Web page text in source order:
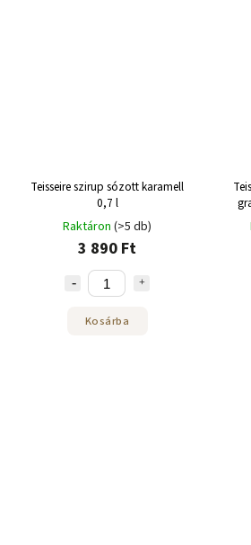
Teisseire szirup sózott karamell
0,7 l
Raktáron (>5 db)
3 890 Ft
Kosárba